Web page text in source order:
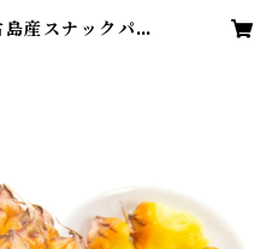
島産スナックパイ